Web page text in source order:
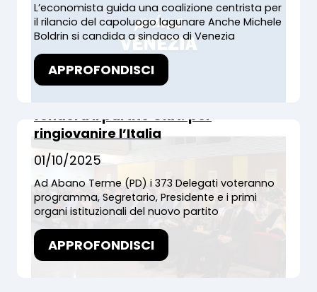
L’economista guida una coalizione centrista per
il rilancio del capoluogo lagunare Anche Michele
Boldrin si candida a sindaco di Venezia
APPROFONDISCI
COMUNICATI STAMPA
Da Drin Drin a ORA! L’11 e 12 ottobre il
Congresso Nazionale
fonderà il partito ORA! per
ringiovanire l’Italia
01/10/2025
Ad Abano Terme (PD) i 373 Delegati voteranno
programma, Segretario, Presidente e i primi
organi istituzionali del nuovo partito
APPROFONDISCI